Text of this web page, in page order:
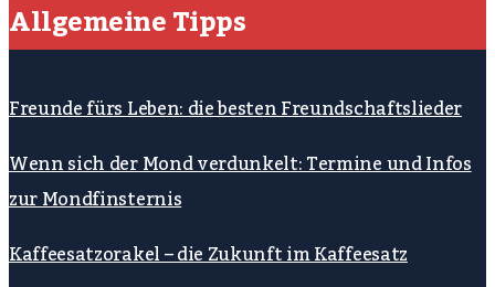
Allgemeine Tipps
Freunde fürs Leben: die besten Freundschaftslieder
Wenn sich der Mond verdunkelt: Termine und Infos
zur Mondfinsternis
Kaffeesatzorakel – die Zukunft im Kaffeesatz